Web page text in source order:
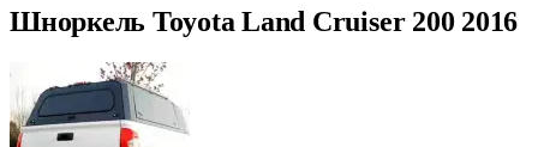
Шноркель Toyota Land Cruiser 200 2016